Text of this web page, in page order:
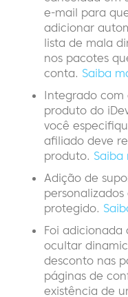
e-mail para
adicionar
lista de mala
nos pacotes
conta. Saiba
Integrado com
produto do
você
afiliado deve
produto. Saiba
Adição de
protegido.
Foi adicionada
ocultar
desconto nas
páginas de
existência de